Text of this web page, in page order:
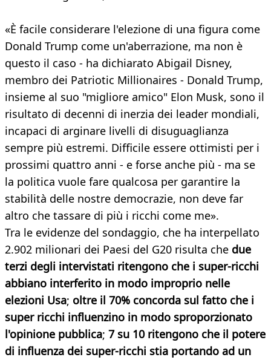
«È facile considerare l'elezione di una figura come
Donald Trump come un'aberrazione, ma non è
questo il caso - ha dichiarato Abigail Disney,
membro dei Patriotic Millionaires - Donald Trump,
insieme al suo "migliore amico" Elon Musk, sono il
risultato di decenni di inerzia dei leader mondiali,
incapaci di arginare livelli di disuguaglianza
sempre più estremi. Difficile essere ottimisti per i
prossimi quattro anni - e forse anche più - ma se
la politica vuole fare qualcosa per garantire la
stabilità delle nostre democrazie, non deve far
altro che tassare di più i ricchi come me».
Tra le evidenze del sondaggio, che ha interpellato
2.902 milionari dei Paesi del G20 risulta che due
terzi degli intervistati ritengono che i super-ricchi
abbiano interferito in modo improprio nelle
elezioni Usa; oltre il 70% concorda sul fatto che i
super ricchi influenzino in modo sproporzionato
l'opinione pubblica; 7 su 10 ritengono che il potere
di influenza dei super-ricchi stia portando ad un